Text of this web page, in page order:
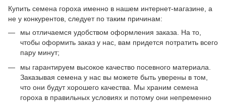
Купить семена гороха именно в нашем интернет-магазине, а
не у конкурентов, следует по таким причинам:
мы отличаемся удобством оформления заказа. На то,
чтобы оформить заказ у нас, вам придется потратить всего
пару минут;
мы гарантируем высокое качество посевного материала.
Заказывая семена у нас вы можете быть уверены в том,
что они будут хорошего качества. Мы храним семена
гороха в правильных условиях и потому они непременно